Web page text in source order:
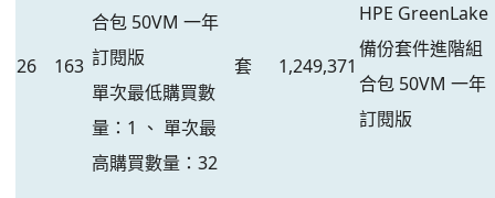
26 163
合包 50VM 一年
訂閱版
單次最低購買數
量：1 、 單次最
高購買數量：32
套 1,249,371
HPE GreenLake
備份套件進階組
合包 50VM 一年
訂閱版